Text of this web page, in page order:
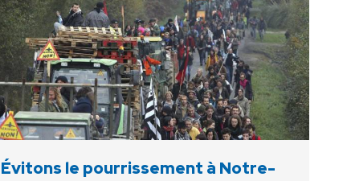
Évitons le pourrissement à Notre-